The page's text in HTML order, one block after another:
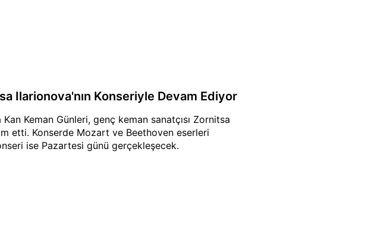
Ilarionova'nın Konseriyle Devam Ediyor
Keman Günleri, genç keman sanatçısı Zornitsa
etti. Konserde Mozart ve Beethoven eserleri
ise Pazartesi günü gerçekleşecek.